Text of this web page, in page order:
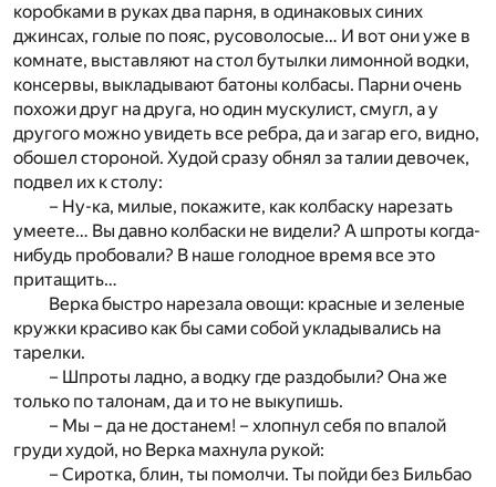
коробками в руках два парня, в одинаковых синих
джинсах, голые по пояс, русоволосые… И вот они уже в
комнате, выставляют на стол бутылки лимонной водки,
консервы, выкладывают батоны колбасы. Парни очень
похожи друг на друга, но один мускулист, смугл, а у
другого можно увидеть все ребра, да и загар его, видно,
обошел стороной. Худой сразу обнял за талии девочек,
подвел их к столу:
– Ну-ка, милые, покажите, как колбаску нарезать
умеете… Вы давно колбаски не видели? А шпроты когда-
нибудь пробовали? В наше голодное время все это
притащить…
Верка быстро нарезала овощи: красные и зеленые
кружки красиво как бы сами собой укладывались на
тарелки.
– Шпроты ладно, а водку где раздобыли? Она же
только по талонам, да и то не выкупишь.
– Мы – да не достанем! – хлопнул себя по впалой
груди худой, но Верка махнула рукой:
– Сиротка, блин, ты помолчи. Ты пойди без Бильбао